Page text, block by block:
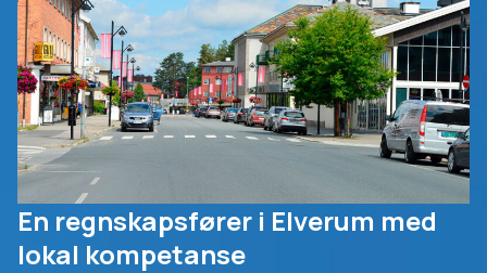
En regnskapsfører i Elverum med
lokal kompetanse